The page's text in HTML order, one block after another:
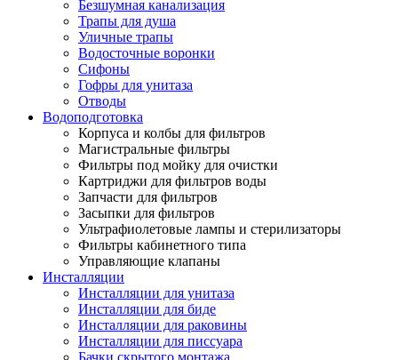
Безшумная канализация
Трапы для душа
Уличные трапы
Водосточные воронки
Сифоны
Гофры для унитаза
Отводы
Водоподготовка
Корпуса и колбы для фильтров
Магистральные фильтры
Фильтры под мойку для очистки
Картриджи для фильтров воды
Запчасти для фильтров
Засыпки для фильтров
Ультрафиолетовые лампы и стерилизаторы
Фильтры кабинетного типа
Управляющие клапаны
Инсталляции
Инсталляции для унитаза
Инсталляции для биде
Инсталляции для раковины
Инсталляции для писсуара
Бачки скрытого монтажа